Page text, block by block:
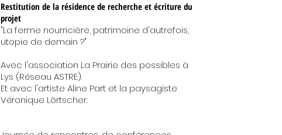
Restitution de la résidence de recherche et écriture du
projet
"La ferme nourricière, patrimoine d'autrefois,
utopie de demain ?"
Avec l'association La Prairie des possibles à
Lys (Réseau ASTRE).
Et avec l'artiste Aline Part et la paysagiste
Véronique Lörtscher.